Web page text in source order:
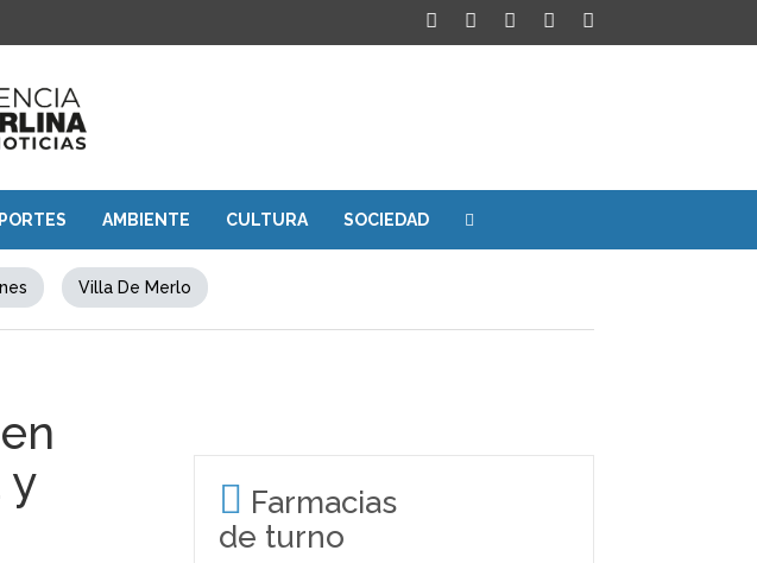
AMBIENTE CULTURA SOCIEDAD
Villa De Merlo
y
Farmacias
de turno